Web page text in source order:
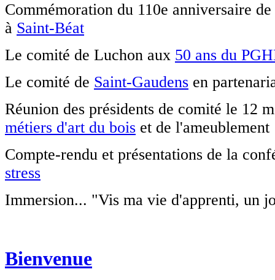
En savoir plus
Pour les membres de la section de Haute-
aux pages privées...
lien
C'est presque l'été
Les permanences à Duranti seront
suspendues en juillet et août et le 2
septembre. Nous restons joignables par
téléphone (pensez à vous identifier
En savoir plus
Commémoration du 110e anniversaire
à Saint-Béat
Le comité de Luchon aux 50 ans du
Le comité de Saint-Gaudens en
Réunion des présidents de comité le 12
métiers d'art du bois et de l'ameublement
Compte-rendu et présentations de la
stress
Immersion... "Vis ma vie d'apprenti, un
Bienvenue